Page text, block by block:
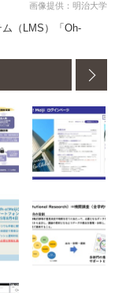
画像提供：明治大学
（LMS）「Oh-